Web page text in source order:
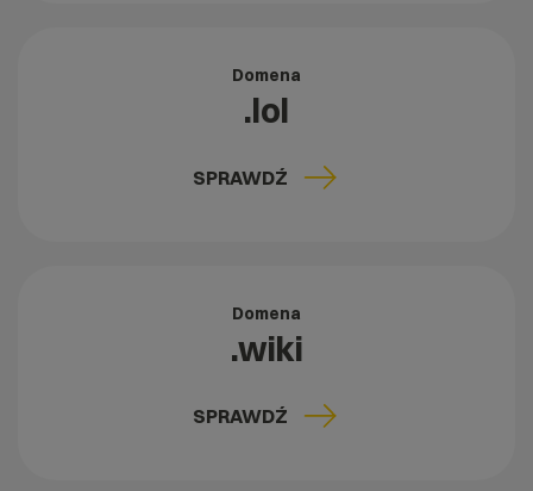
Domena
.lol
SPRAWDŹ
Domena
.wiki
SPRAWDŹ